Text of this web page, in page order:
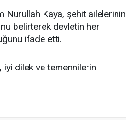
Nurullah Kaya, şehit ailelerinin
belirterek devletin her
ifade etti.
iyi dilek ve temennilerin